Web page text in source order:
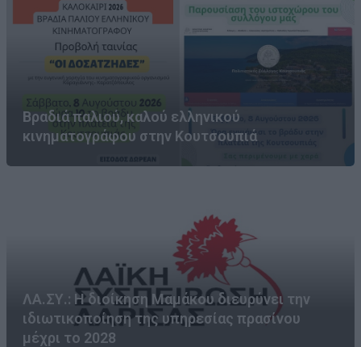
Βραδιά παλιού, καλού ελληνικού
κινηματογράφου στην Κουτσουπιά
ΛΑ.ΣΥ.: Η διοίκηση Μαμάκου διευρύνει την
ιδιωτικοποίηση της υπηρεσίας πρασίνου
μέχρι το 2028